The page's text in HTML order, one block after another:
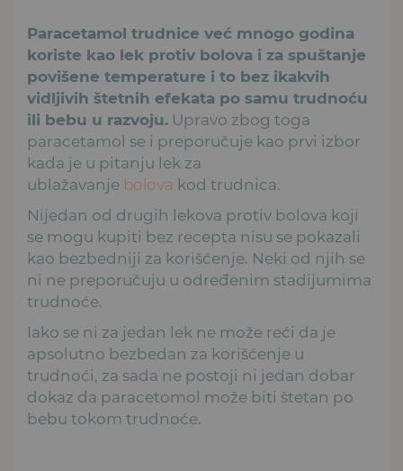
Paracetamol trudnice već mnogo godina
koriste kao lek protiv bolova i za spuštanje
povišene temperature i to bez ikakvih
vidljivih štetnih efekata po samu trudnoću
ili bebu u razvoju. Upravo zbog toga
paracetamol se i preporučuje kao prvi izbor
kada je u pitanju lek za
ublažavanje bolova kod trudnica.
Nijedan od drugih lekova protiv bolova koji
se mogu kupiti bez recepta nisu se pokazali
kao bezbedniji za korišćenje. Neki od njih se
ni ne preporučuju u određenim stadijumima
trudnoće.
Iako se ni za jedan lek ne može reći da je
apsolutno bezbedan za korišćenje u
trudnoći, za sada ne postoji ni jedan dobar
dokaz da paracetomol može biti štetan po
bebu tokom trudnoće.